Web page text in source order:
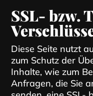
SSL- bzw.
Diese Seite nutzt
zum Schutz der
Inhalte, wie zum
Anfragen, die Sie